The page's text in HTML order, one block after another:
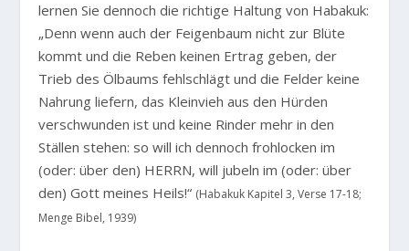
lernen Sie dennoch die richtige Haltung von Habakuk:
„Denn wenn auch der Feigenbaum nicht zur Blüte
kommt und die Reben keinen Ertrag geben, der
Trieb des Ölbaums fehlschlägt und die Felder keine
Nahrung liefern, das Kleinvieh aus den Hürden
verschwunden ist und keine Rinder mehr in den
Ställen stehen: so will ich dennoch frohlocken im
(oder: über den) HERRN, will jubeln im (oder: über
den) Gott meines Heils!“ (Habakuk Kapitel 3, Verse 17-18;
Menge Bibel, 1939)